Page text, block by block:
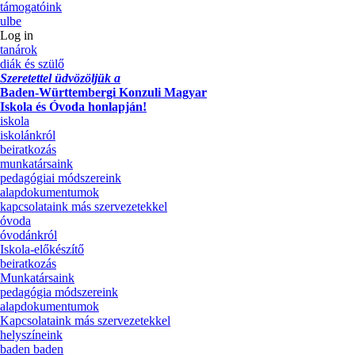
támogatóink
ulbe
Log in
tanárok
diák és szülő
Szeretettel üdvözöljük a
Baden-Württembergi Konzuli Magyar
Iskola és Óvoda honlapján!
iskola
iskolánkról
beiratkozás
munkatársaink
pedagógiai módszereink
alapdokumentumok
kapcsolataink más szervezetekkel
óvoda
óvodánkról
Iskola-előkészítő
beiratkozás
Munkatársaink
pedagógia módszereink
alapdokumentumok
Kapcsolataink más szervezetekkel
helyszíneink
baden baden